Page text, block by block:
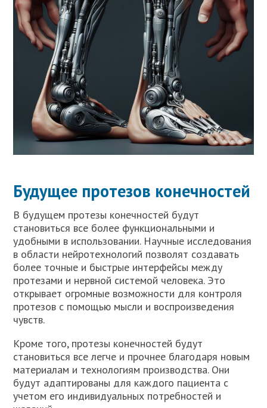
Будущее протезов конечностей
В будущем протезы конечностей будут
становиться все более функциональными и
удобными в использовании. Научные исследования
в области нейротехнологий позволят создавать
более точные и быстрые интерфейсы между
протезами и нервной системой человека. Это
открывает огромные возможности для контроля
протезов с помощью мысли и воспроизведения
чувств.
Кроме того, протезы конечностей будут
становиться все легче и прочнее благодаря новым
материалам и технологиям производства. Они
будут адаптированы для каждого пациента с
учетом его индивидуальных потребностей и